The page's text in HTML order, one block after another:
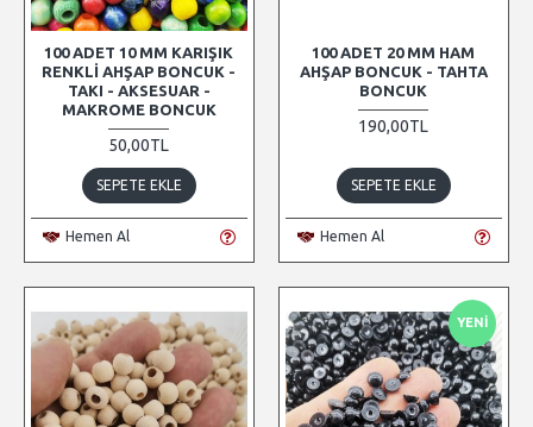
100 ADET 10 MM KARIŞIK
RENKLI AHŞAP BONCUK -
TAKI - AKSESUAR -
MAKROME BONCUK
50,00TL
SEPETE EKLE
Hemen Al
100 ADET 20 MM HAM
AHŞAP BONCUK - TAHTA
BONCUK
190,00TL
SEPETE EKLE
Hemen Al
YENI